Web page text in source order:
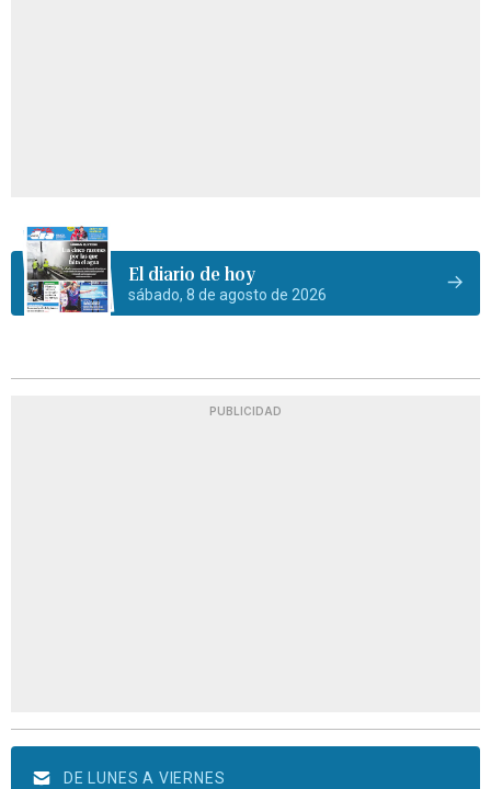
El diario de hoy
sábado, 8 de agosto de 2026
PUBLICIDAD
DE LUNES A VIERNES